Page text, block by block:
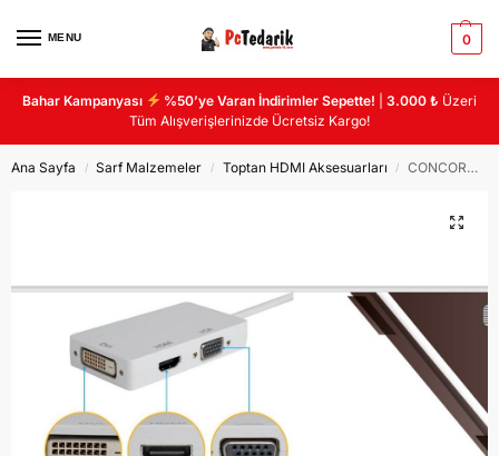
MENU 0
Bahar Kampanyası %50’ye Varan İndirimler Sepette! |3.000 ₺ Üzeri
Tüm Alışverişlerinizde Ücretsiz Kargo!
Ana Sayfa / Sarf Malzemeler / Toptan HDMI Aksesuarları / CONCORD DPH – DP To VGA/HDMI/DVI Dönüştürücü